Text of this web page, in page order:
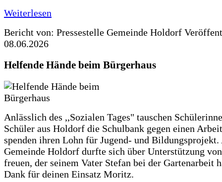
Weiterlesen
Bericht von: Pressestelle Gemeinde Holdorf
08.06.2026
Helfende Hände beim Bürgerhaus
Anlässlich des ,,Sozialen Tages" tauschen
Schüler aus Holdorf die Schulbank gegen einen
spenden ihren Lohn für Jugend- und Bildungsprojekt.
Gemeinde Holdorf durfte sich über Unterstützung
freuen, der seinem Vater Stefan bei der Gartenarbeit
Dank für deinen Einsatz Moritz.